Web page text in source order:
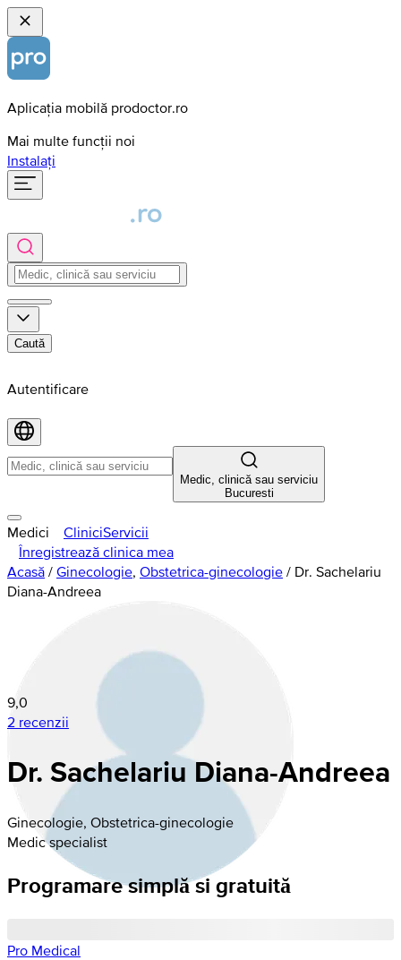
Aplicația mobilă prodoctor.ro
Mai multe funcții noi
Instalați
Caută
Autentificare
Medic, clinică sau serviciu
Bucuresti
Medici CliniciServicii
Înregistrează clinica mea
Acasă / Ginecologie, Obstetrica-ginecologie / Dr. Sachelariu
Diana-Andreea
9,0
2 recenzii
Dr. Sachelariu Diana-Andreea
Ginecologie, Obstetrica-ginecologie
Medic specialist
Programare simplă si gratuită
Pro Medical